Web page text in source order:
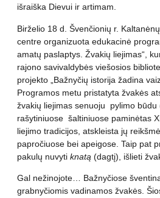
išraiška Dievui ir artimam.
Birželio 18 d. Švenčionių r.
centre organizuota edukacinė
amatų paslaptys. Žvakių liejimas“,
rajono savivaldybės viešosios
projekto „Bažnyčių istorija žadina
Programos metu pristatyta žvakės
žvakių liejimas senuoju pylimo būdu
rašytiniuose šaltiniuose paminėtas
liejimo tradicijos, atskleista jų
papročiuose bei apeigose. Taip pat
pakulų nuvyti knatą (dagtį), išlieti
Gal nežinojote… Bažnyčiose
grabnyčiomis vadinamos žvakės.